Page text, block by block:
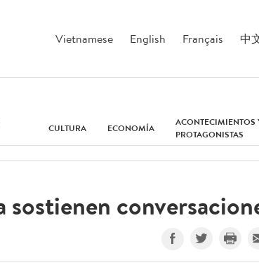
Vietnamese English Français 中
CULTURA ECONOMÍA
ACONTECIMIENTOS
PROTAGONISTAS
sostienen